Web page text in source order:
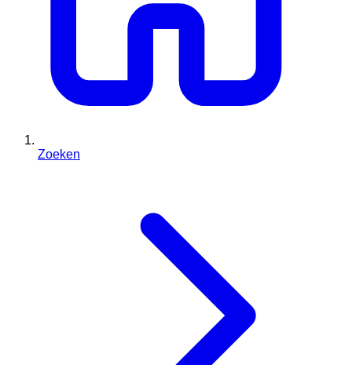
Zoeken